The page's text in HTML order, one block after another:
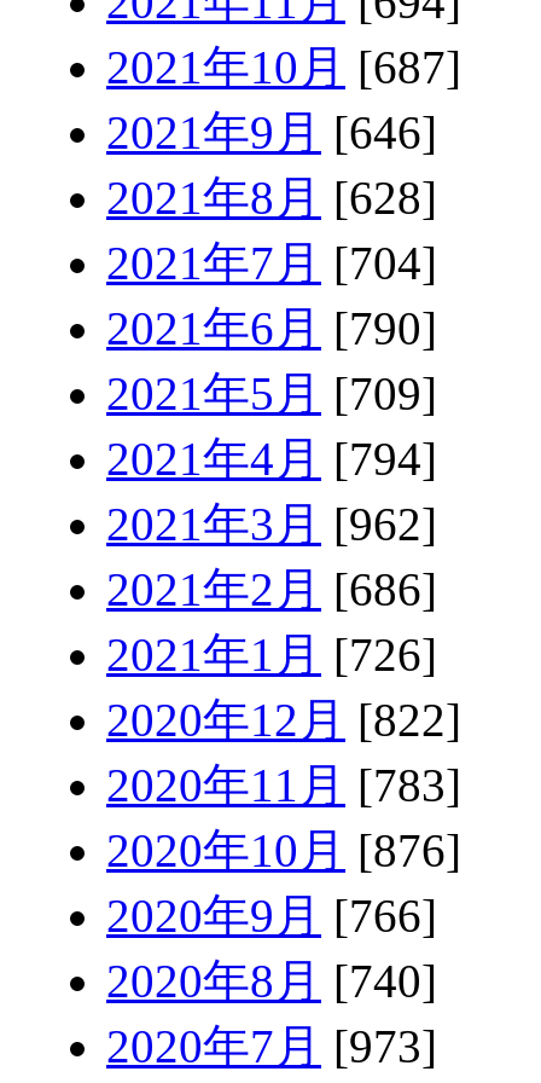
2021年10月 [687]
2021年9月 [646]
2021年8月 [628]
2021年7月 [704]
2021年6月 [790]
2021年5月 [709]
2021年4月 [794]
2021年3月 [962]
2021年2月 [686]
2021年1月 [726]
2020年12月 [822]
2020年11月 [783]
2020年10月 [876]
2020年9月 [766]
2020年8月 [740]
2020年7月 [973]